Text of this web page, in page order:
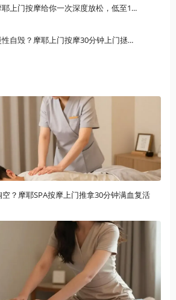
工作压力大身体累？摩耶上门按摩给你一次深度放松，低至168元起
疲劳累积不调理等于慢性自毁？摩耶上门按摩30分钟上门拯救你
？摩耶SPA按摩上门推拿30分钟满血复活